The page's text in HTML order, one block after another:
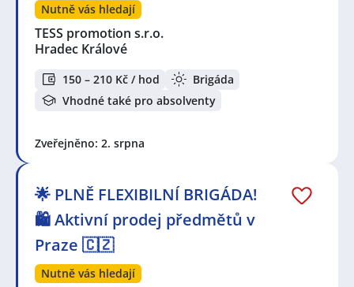
Nutně vás hledají
TESS promotion s.r.o.
Hradec Králové
150 – 210 Kč / hod
Brigáda
Vhodné také pro absolventy
Zveřejněno: 2. srpna
🌟 PLNĚ FLEXIBILNÍ BRIGÁDA!
🛍️ Aktivní prodej předmětů v
Praze 🇨🇿
Nutně vás hledají